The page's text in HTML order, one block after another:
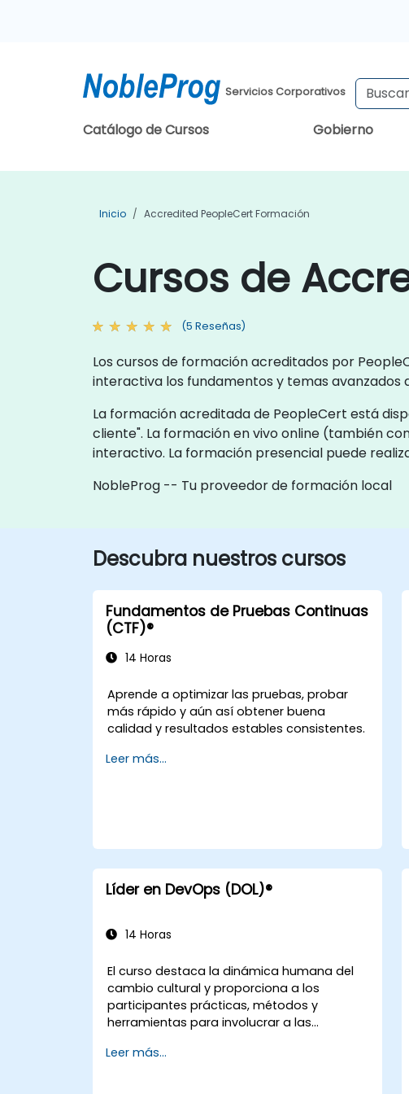
Servicios Corporativos
Catálogo de Cursos Gobierno
Inicio Accredited PeopleCert Formación
Cursos de
(5 Reseñas)
Los cursos de formación acreditados por
interactiva los fundamentos y temas avanzados
La formación acreditada de PeopleCert está
cliente". La formación en vivo online (también
interactivo. La formación presencial puede
NobleProg -- Tu proveedor de formación local
Descubra nuestros cursos
Fundamentos de Pruebas Continuas
(CTF)®
14 Horas
Aprende a optimizar las pruebas, probar
más rápido y aún así obtener buena
calidad y resultados estables consistentes.
Leer más...
Líder en DevOps (DOL)®
14 Horas
El curso destaca la dinámica humana del
cambio cultural y proporciona a los
participantes prácticas, métodos y
herramientas para involucrar a las
mediante el uso de escenarios y estudios
Leer más...